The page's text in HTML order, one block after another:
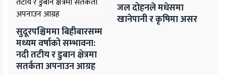
सुदूरपश्चिममा बिहीबारसम्म
मध्यम वर्षाको सम्भावना:
नदी तटीय र डुबान क्षेत्रमा
सतर्कता अपनाउन आग्रह
जल दोहनले मधेसमा
खानेपानी र कृषिमा असर